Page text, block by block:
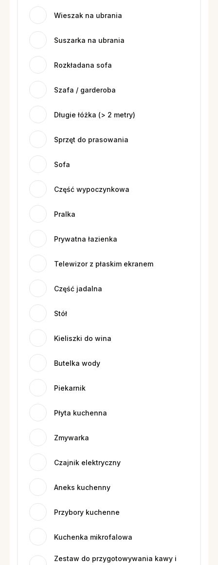
Wieszak na ubrania
Suszarka na ubrania
Rozkładana sofa
Szafa / garderoba
Długie łóżka (> 2 metry)
Sprzęt do prasowania
Sofa
Część wypoczynkowa
Pralka
Prywatna łazienka
Telewizor z płaskim ekranem
Część jadalna
Stół
Kieliszki do wina
Butelka wody
Piekarnik
Płyta kuchenna
Zmywarka
Czajnik elektryczny
Aneks kuchenny
Przybory kuchenne
Kuchenka mikrofalowa
Zestaw do przygotowywania kawy i